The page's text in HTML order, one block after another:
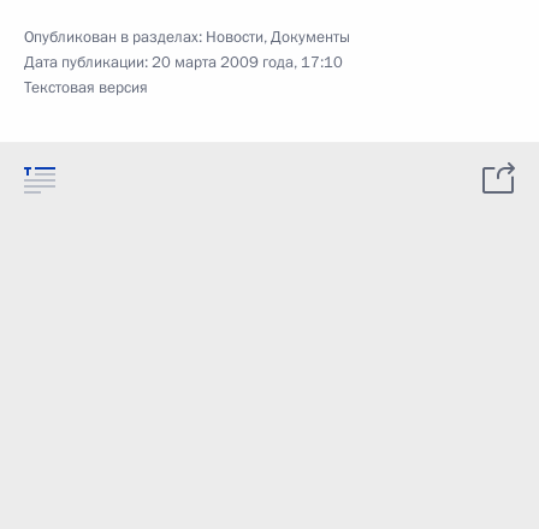
Опубликован в разделах: Новости,Документы
Дата публикации:20 марта 2009 года, 17:10
Текстовая версия